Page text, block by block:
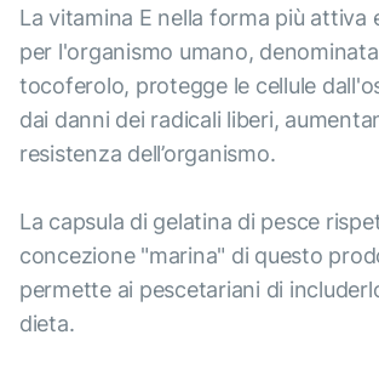
La vitamina E nella forma più attiva
per l'organismo umano,
tocoferolo, protegge le cellule
dai danni dei radicali liberi,
resistenza dell’organismo.
La capsula di gelatina di pesce
concezione "marina" di questo
permette ai pescetariani di
dieta.